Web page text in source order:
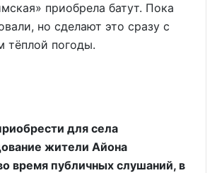
приобрела батут. Пока
но сделают это сразу с
тёплой погоды.
для села
жители Айона
время публичных слушаний, в